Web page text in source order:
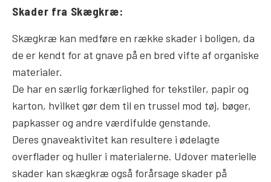
Skader fra Skægkræ:
Skægkræ kan medføre en række skader i boligen, da
de er kendt for at gnave på en bred vifte af organiske
materialer.
De har en særlig forkærlighed for tekstiler, papir og
karton, hvilket gør dem til en trussel mod tøj, bøger,
papkasser og andre værdifulde genstande.
Deres gnaveaktivitet kan resultere i ødelagte
overflader og huller i materialerne. Udover materielle
skader kan skægkræ også forårsage skader på